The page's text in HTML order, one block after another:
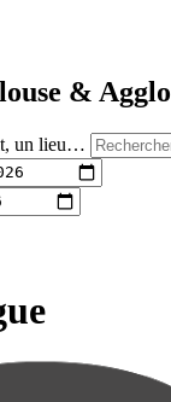
& Agglo
un lieu…